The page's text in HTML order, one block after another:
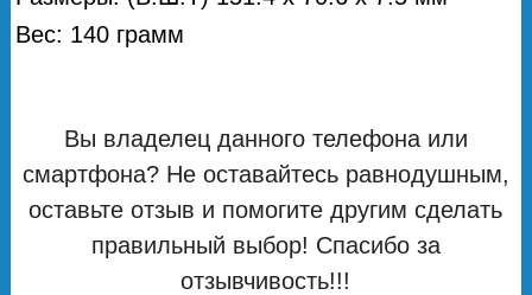
Вес: 140 грамм
Вы владелец данного телефона или
смартфона? Не оставайтесь равнодушным,
оставьте отзыв и помогите другим сделать
правильный выбор! Спасибо за
отзывчивость!!!